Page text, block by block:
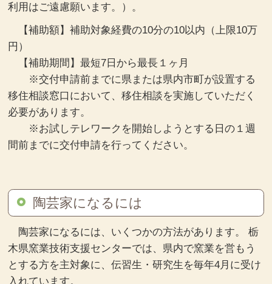
利用はご遠慮願います。）。
【補助額】補助対象経費の10分の10以内（上限10万
円）
【補助期間】最短7日から最長１ヶ月
※交付申請前までに県または県内市町が設置する
移住相談窓口において、移住相談を実施していただく
必要があります。
※お試しテレワークを開始しようとする日の１週
間前までに交付申請を行ってください。
陶芸家になるには
陶芸家になるには、いくつかの方法があります。 栃
木県窯業技術支援センターでは、県内で窯業を営もう
とする方を主対象に、伝習生・研究生を毎年4月に受け
入れています。